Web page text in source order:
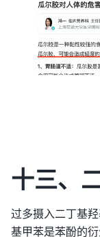
十三、
过多摄入二丁基
基甲苯是苯酚的